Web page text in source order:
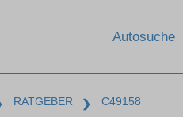
Autosuche
RATGEBER ❯ C49158